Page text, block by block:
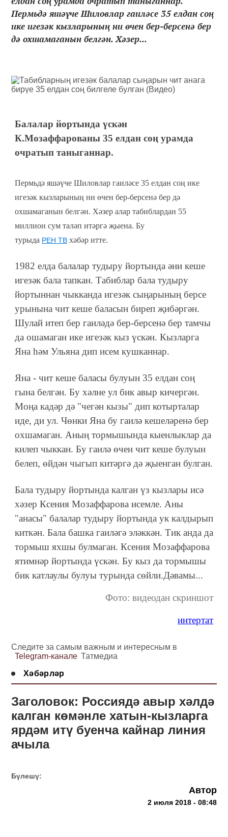
Пермьдә яшәүче Шиловлар гаиләсе 35 елдан соң
ике игезәк кызларының ни өчен бер-берсенә бер
дә охшамаганын белгән. Хәзер...
Балалар йортында үскән
К.Мозаффарованы 35 елдан соң урамда
очратып таныганнар.
Пермьдә яшәүче Шиловлар гаиләсе 35 елдан соң ике
игезәк кызларының ни өчен бер-берсенә бер дә
охшамаганын белгән. Хәзер алар табиблардан 55
миллион сум таләп итәргә җыена. Бу
турыда РЕН ТВ хәбәр итте.
1982 елда балалар тудыру йортында әни кеше
игезәк бала тапкан. Табиблар бала тудыру
йортыннан чыкканда игезәк сыңарының берсе
урынына чит кеше баласын биреп җибәргән.
Шулай итеп бер гаиләдә бер-берсенә бер тамчы
да ошамаган ике игезәк кыз үскән. Кызларга
Яна һәм Ульяна дип исем кушканнар.
Яна - чит кеше баласы булуын 35 елдан соң
гына белгән. Бу хәлне ул бик авыр кичергән.
Моңа кадәр дә "чегән кызы" дип котырталар
иде, ди ул. Чөнки Яна бу гаилә кешеләренә бер
охшамаган. Аның тормышында кыенлыклар да
килеп чыккан. Бу гаилә өчен чит кеше булуын
белеп, өйдән чыгып китәргә дә җыенган булган.
Бала тудыру йортында калган үз кызлары исә
хәзер Ксения Мозаффарова исемле. Аны
"анасы" балалар тудыру йортында ук калдырып
киткән. Бала башка гаиләгә эләккән. Тик анда да
тормыш яхшы булмаган. Ксения Мозаффарова
ятимнәр йортында үскән. Бу кыз да тормышы
бик катлаулы булуы турында сөйли.Дәвамы...
Фото: видеодан скриншот
интертат
Следите за самым важным и интересным в
Telegram-канале Татмедиа
Хәбәрләр
Заголовок: Россиядә авыр хәлдә
калган көмәнле хатын-кызларга
ярдәм итү буенча кайнар линия
ачыла
Бүлешү:
Автор
2 июля 2018 - 08:48